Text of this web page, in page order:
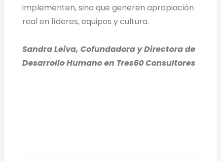
implementen, sino que generen apropiación
real en líderes, equipos y cultura.
Sandra Leiva, Cofundadora y Directora de
Desarrollo Humano en Tres60 Consultores